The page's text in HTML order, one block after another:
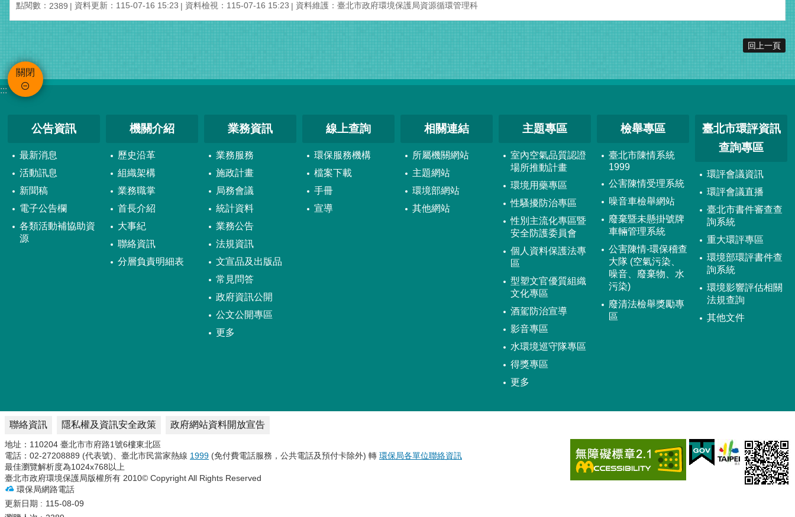
點閱數： 2389 資料更新：115-07-16 15:23 資料檢視：115-07-16 15:23 資料維護：臺北市政府環境保護局資源循環管理科
回上一頁
關閉
:::
公告資訊
最新消息
活動訊息
新聞稿
電子公告欄
各類活動補協助資
源
機關介紹
歷史沿革
組織架構
業務職掌
首長介紹
大事紀
聯絡資訊
分層負責明細表
業務資訊
業務服務
施政計畫
局務會議
統計資料
業務公告
法規資訊
文宣品及出版品
常見問答
政府資訊公開
公文公開專區
更多
線上查詢
環保服務機構
檔案下載
手冊
宣導
相關連結
所屬機關網站
主題網站
環境部網站
其他網站
主題專區
室內空氣品質認證
場所推動計畫
環境用藥專區
性騷擾防治專區
性別主流化專區暨
安全防護委員會
個人資料保護法專
區
型塑文官優質組織
文化專區
酒駕防治宣導
影音專區
水環境巡守隊專區
得獎專區
更多
檢舉專區
臺北市陳情系統
1999
公害陳情受理系統
噪音車檢舉網站
廢棄暨未懸掛號牌
車輛管理系統
公害陳情-環保稽查
大隊 (空氣污染、
噪音、廢棄物、水
污染)
廢清法檢舉獎勵專
區
臺北市環評資訊
查詢專區
環評會議資訊
環評會議直播
臺北市書件審查查
詢系統
重大環評專區
環境部環評書件查
詢系統
環境影響評估相關
法規查詢
其他文件
聯絡資訊 隱私權及資訊安全政策 政府網站資料開放宣告
地址：110204 臺北市市府路1號6樓東北區
電話：02-27208889 (代表號)、臺北市民當家熱線 1999 (免付費電話服務，公共電話及預付卡除外) 轉 環保局各單位聯絡資訊
最佳瀏覽解析度為1024x768以上
臺北市政府環境保護局版權所有 2010© Copyright All Rights Reserved
環保局網路電話
更新日期
115-08-09